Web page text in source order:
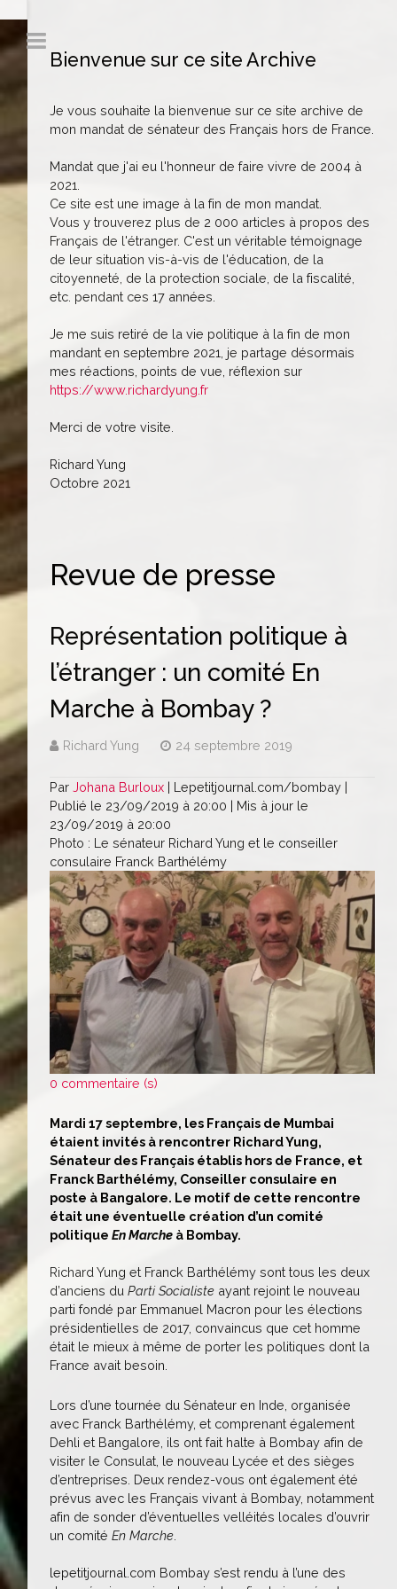
Bienvenue sur ce site Archive
Je vous souhaite la bienvenue sur ce site archive de
mon mandat de sénateur des Français hors de France.
Mandat que j'ai eu l'honneur de faire vivre de 2004 à
2021.
Ce site est une image à la fin de mon mandat.
Vous y trouverez plus de 2 000 articles à propos des
Français de l'étranger. C'est un véritable témoignage
de leur situation vis-à-vis de l'éducation, de la
citoyenneté, de la protection sociale, de la fiscalité,
etc. pendant ces 17 années.
Je me suis retiré de la vie politique à la fin de mon
mandant en septembre 2021, je partage désormais
mes réactions, points de vue, réflexion sur
https://www.richardyung.fr
Merci de votre visite.
Richard Yung
Octobre 2021
Revue de presse
Représentation politique à
l’étranger : un comité En
Marche à Bombay ?
Richard Yung 24 septembre 2019
Par Johana Burloux | Lepetitjournal.com/bombay |
Publié le 23/09/2019 à 20:00 | Mis à jour le
23/09/2019 à 20:00
Photo : Le sénateur Richard Yung et le conseiller
consulaire Franck Barthélémy
0 commentaire (s)
Mardi 17 septembre, les Français de Mumbai
étaient invités à rencontrer Richard Yung,
Sénateur des Français établis hors de France, et
Franck Barthélémy, Conseiller consulaire en
poste à Bangalore. Le motif de cette rencontre
était une éventuelle création d’un comité
politique En Marche à Bombay.
Richard Yung et Franck Barthélémy sont tous les deux
d’anciens du Parti Socialiste ayant rejoint le nouveau
parti fondé par Emmanuel Macron pour les élections
présidentielles de 2017, convaincus que cet homme
était le mieux à même de porter les politiques dont la
France avait besoin.
Lors d’une tournée du Sénateur en Inde, organisée
avec Franck Barthélémy, et comprenant également
Dehli et Bangalore, ils ont fait halte à Bombay afin de
visiter le Consulat, le nouveau Lycée et des sièges
d’entreprises. Deux rendez-vous ont également été
prévus avec les Français vivant à Bombay, notamment
afin de sonder d’éventuelles velléités locales d’ouvrir
un comité En Marche
lepetitjournal.com Bombay s’est rendu à l’une des